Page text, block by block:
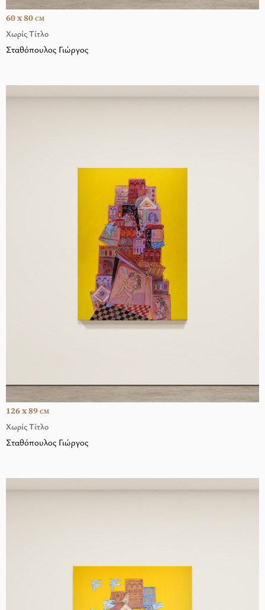
Χωρίς Τίτλο
60 x 80 CM
Σταθόπουλος Γιώργος
Χωρίς Τίτλο
126 x 89 CM
Σταθόπουλος Γιώργος